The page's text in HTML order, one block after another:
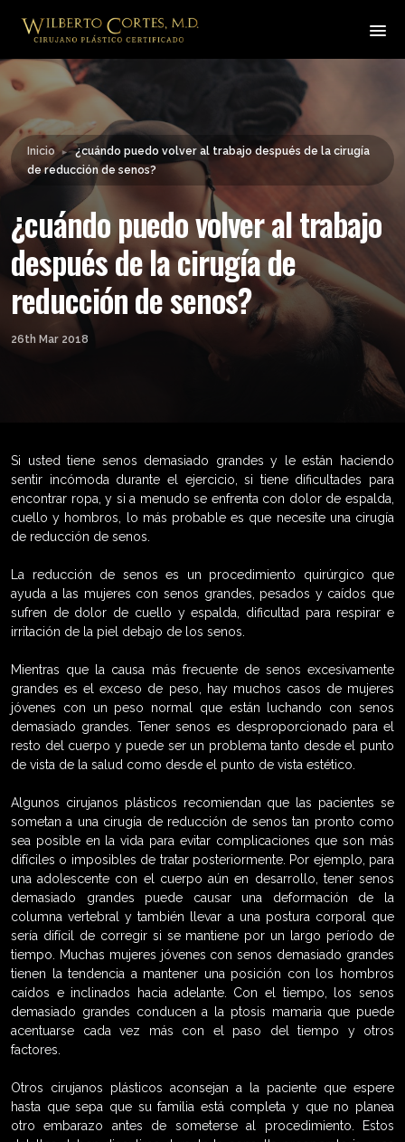
Leyendo: ¿cuándo puedo volver al
trabajo después de la cirugía
Inicio ►
¿cuándo puedo volver al trabajo después de la cirugía
de reducción de senos?
¿cuándo puedo volver al trabajo
después de la cirugía de
reducción de senos?
26th Mar 2018
Si usted tiene senos demasiado grandes y le están haciendo
sentir incómoda durante el ejercicio, si tiene dificultades para
encontrar ropa, y si a menudo se enfrenta con dolor de espalda,
cuello y hombros, lo más probable es que necesite una cirugía
de reducción de senos.
La reducción de senos es un procedimiento quirúrgico que
ayuda a las mujeres con senos grandes, pesados y caídos que
sufren de dolor de cuello y espalda, dificultad para respirar e
irritación de la piel debajo de los senos.
Mientras que la causa más frecuente de senos excesivamente
grandes es el exceso de peso, hay muchos casos de mujeres
jóvenes con un peso normal que están luchando con senos
demasiado grandes. Tener senos es desproporcionado para el
resto del cuerpo y puede ser un problema tanto desde el punto
de vista de la salud como desde el punto de vista estético.
Algunos cirujanos plásticos recomiendan que las pacientes se
sometan a una cirugía de reducción de senos tan pronto como
sea posible en la vida para evitar complicaciones que son más
difíciles o imposibles de tratar posteriormente. Por ejemplo, para
una adolescente con el cuerpo aún en desarrollo, tener senos
demasiado grandes puede causar una deformación de la
columna vertebral y también llevar a una postura corporal que
sería difícil de corregir si se mantiene por un largo período de
tiempo. Muchas mujeres jóvenes con senos demasiado grandes
tienen la tendencia a mantener una posición con los hombros
caídos e inclinados hacia adelante. Con el tiempo, los senos
demasiado grandes conducen a la ptosis mamaria que puede
acentuarse cada vez más con el paso del tiempo y otros
factores.
Otros cirujanos plásticos aconsejan a la paciente que espere
hasta que sepa que su familia está completa y que no planea
otro embarazo antes de someterse al procedimiento. Estos